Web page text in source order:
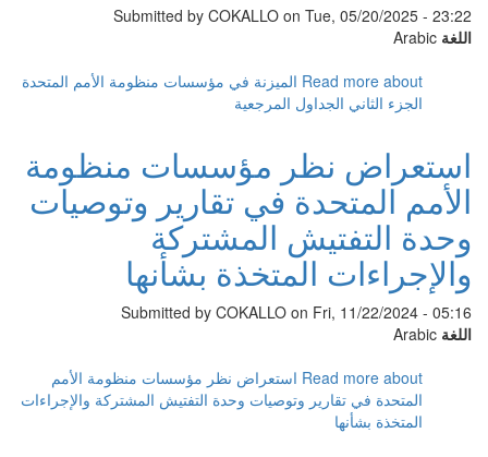
Submitted by COKALLO on Tue, 05/20/2025 - 23:22
اللغة
Read more about الميزنة في مؤسسات منظومة الأمم المتحدة
الجزء الثاني الجداول المرجعية
استعراض نظر مؤسسات منظومة
الأمم المتحدة في تقارير وتوصيات
وحدة التفتيش المشتركة
والإجراءات المتخذة بشأنها
Submitted by COKALLO on Fri, 11/22/2024 - 05:16
اللغة
Read more about استعراض نظر مؤسسات منظومة الأمم
المتحدة في تقارير وتوصيات وحدة التفتيش المشتركة والإجراءات
المتخذة بشأنها